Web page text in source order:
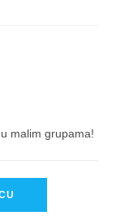
malim grupama!